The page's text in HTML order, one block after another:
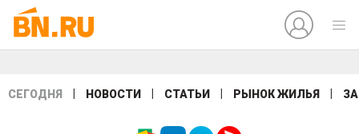
СЕГОДНЯ НОВОСТИ СТАТЬИ РЫНОК ЖИЛЬЯ